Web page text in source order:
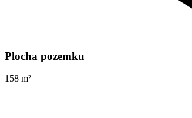
Plocha pozemku
158 m²